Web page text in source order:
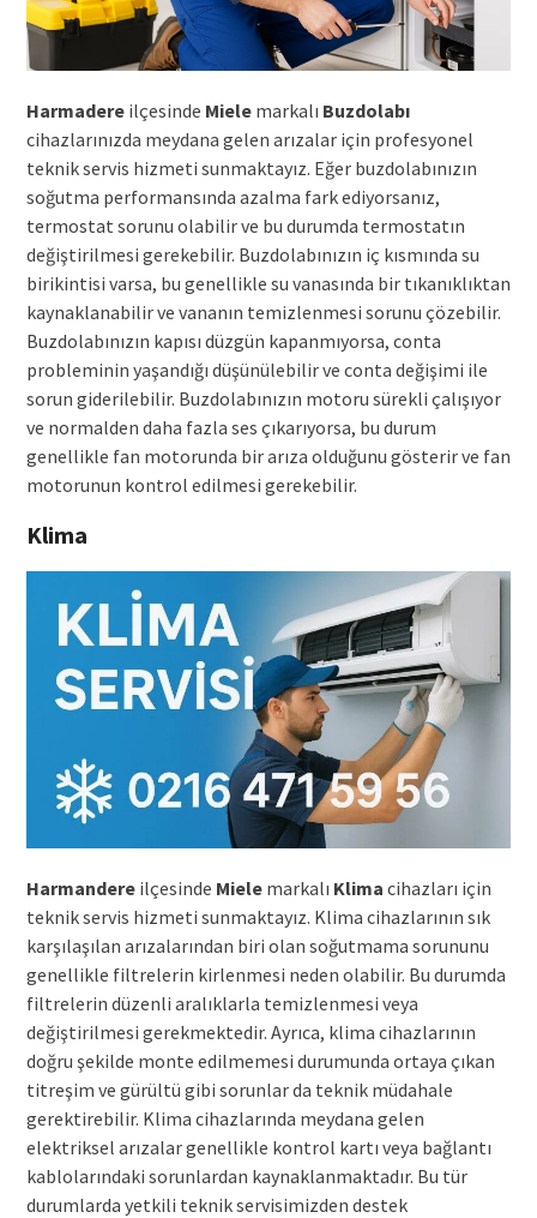
Harmadereilçesinde Mielemarkalı Buzdolabı
cihazlarınızda meydana gelen arızalar için profesyonel
teknik servis hizmeti sunmaktayız. Eğer buzdolabınızın
soğutma performansında azalma fark ediyorsanız,
termostat sorunu olabilir ve bu durumda termostatın
değiştirilmesi gerekebilir. Buzdolabınızın iç kısmında su
birikintisi varsa, bu genellikle su vanasında bir tıkanıklıktan
kaynaklanabilir ve vananın temizlenmesi sorunu çözebilir.
Buzdolabınızın kapısı düzgün kapanmıyorsa, conta
probleminin yaşandığı düşünülebilir ve conta değişimi ile
sorun giderilebilir. Buzdolabınızın motoru sürekli çalışıyor
ve normalden daha fazla ses çıkarıyorsa, bu durum
genellikle fan motorunda bir arıza olduğunu gösterir ve fan
motorunun kontrol edilmesi gerekebilir.
Klima
Harmandereilçesinde Mielemarkalı Klima cihazları için
teknik servis hizmeti sunmaktayız. Klima cihazlarının sık
karşılaşılan arızalarından biri olan soğutmama sorununu
genellikle filtrelerin kirlenmesi neden olabilir. Bu durumda
filtrelerin düzenli aralıklarla temizlenmesi veya
değiştirilmesi gerekmektedir. Ayrıca, klima cihazlarının
doğru şekilde monte edilmemesi durumunda ortaya çıkan
titreşim ve gürültü gibi sorunlar da teknik müdahale
gerektirebilir. Klima cihazlarında meydana gelen
elektriksel arızalar genellikle kontrol kartı veya bağlantı
kablolarındaki sorunlardan kaynaklanmaktadır. Bu tür
durumlarda yetkili teknik servisimizden destek